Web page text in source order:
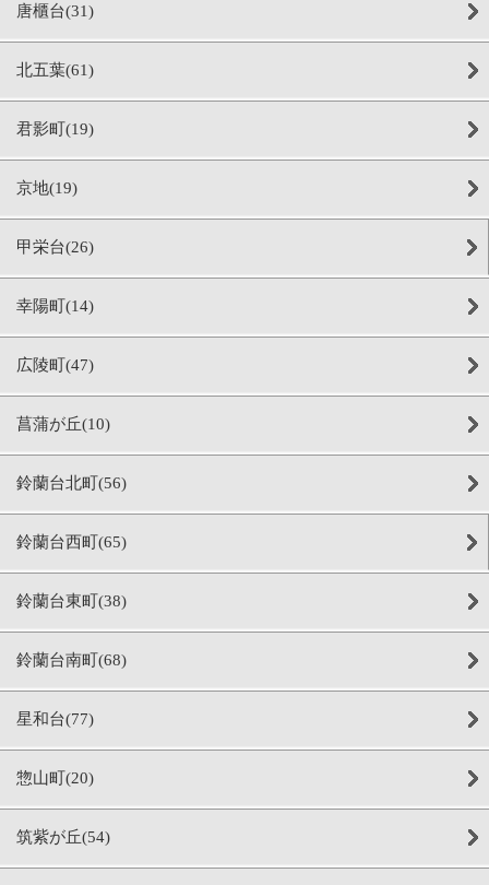
唐櫃台(31)
北五葉(61)
君影町(19)
京地(19)
甲栄台(26)
幸陽町(14)
広陵町(47)
菖蒲が丘(10)
鈴蘭台北町(56)
鈴蘭台西町(65)
鈴蘭台東町(38)
鈴蘭台南町(68)
星和台(77)
惣山町(20)
筑紫が丘(54)